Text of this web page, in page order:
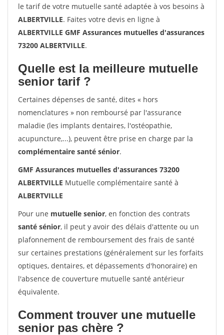
le tarif de votre mutuelle santé adaptée à vos besoins à
ALBERTVILLE. Faites votre devis en ligne à
ALBERTVILLE GMF Assurances mutuelles d'assurances
73200 ALBERTVILLE.
Quelle est la meilleure mutuelle
senior tarif ?
Certaines dépenses de santé, dites « hors
nomenclatures » non remboursé par l'assurance
maladie (les implants dentaires, l'ostéopathie,
acupuncture,...), peuvent être prise en charge par la
complémentaire santé sénior.
GMF Assurances mutuelles d'assurances 73200
ALBERTVILLE Mutuelle complémentaire santé à
ALBERTVILLE
Pour une mutuelle senior, en fonction des contrats
santé sénior, il peut y avoir des délais d'attente ou un
plafonnement de remboursement des frais de santé
sur certaines prestations (généralement sur les forfaits
optiques, dentaires, et dépassements d'honoraire) en
l'absence de couverture mutuelle santé antérieur
équivalente.
Comment trouver une mutuelle
senior pas chère ?